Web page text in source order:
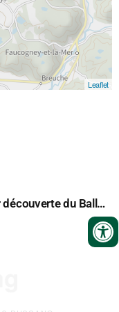
Leaflet
Sentier découverte du Ballon d’Alsace